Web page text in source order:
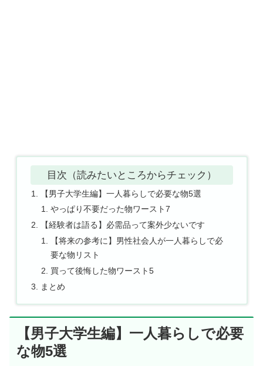
目次（読みたいところからチェック）
【男子大学生編】一人暮らしで必要な物5選
やっぱり不要だった物ワースト7
【経験者は語る】必需品って案外少ないです
【将来の参考に】男性社会人が一人暮らしで必
要な物リスト
買って後悔した物ワースト5
まとめ
【男子大学生編】一人暮らしで必要
な物5選